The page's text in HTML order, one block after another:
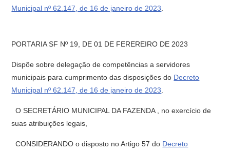
Municipal nº 62.147, de 16 de janeiro de 2023
PORTARIA SF Nº 19, DE 01 DE FEREREIRO DE 2023
Dispõe sobre delegação de competências a servidores
municipais para cumprimento das disposições do Decreto
Municipal nº 62.147, de 16 de janeiro de 2023
O SECRETÁRIO MUNICIPAL DA FAZENDA , no exercício de
suas atribuições legais,
CONSIDERANDO o disposto no Artigo 57 do Decreto